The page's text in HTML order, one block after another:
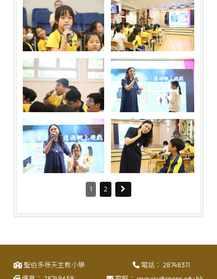
1 2
聖伯多祿天主教小學 電話： 28748311